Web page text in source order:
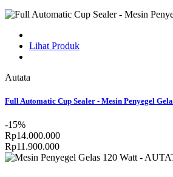
Lihat Produk
Autata
Full Automatic Cup Sealer - Mesin Penyegel
-15%
Rp14.000.000
Rp11.900.000